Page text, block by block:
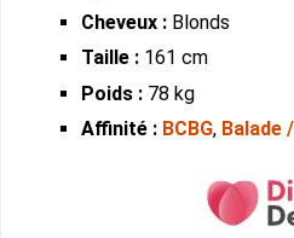
Cheveux : Blonds
Taille : 161 cm
Poids : 78 kg
Affinité : BCBG, Balade